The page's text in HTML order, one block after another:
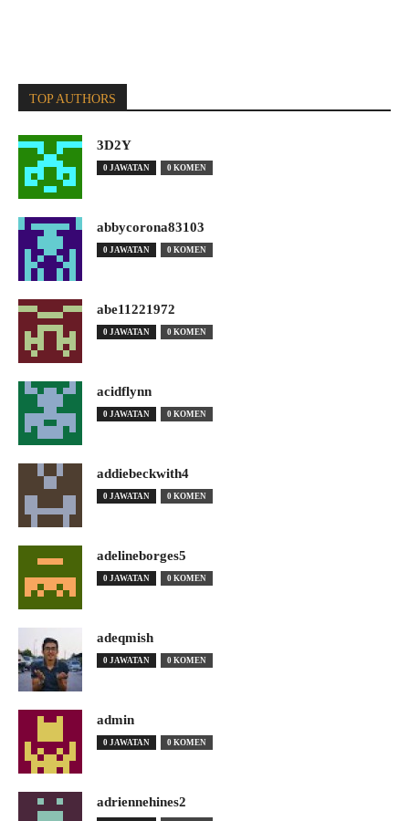
TOP AUTHORS
3D2Y
0 JAWATAN 0 KOMEN
abbycorona83103
0 JAWATAN 0 KOMEN
abe11221972
0 JAWATAN 0 KOMEN
acidflynn
0 JAWATAN 0 KOMEN
addiebeckwith4
0 JAWATAN 0 KOMEN
adelineborges5
0 JAWATAN 0 KOMEN
adeqmish
0 JAWATAN 0 KOMEN
admin
0 JAWATAN 0 KOMEN
adriennehines2